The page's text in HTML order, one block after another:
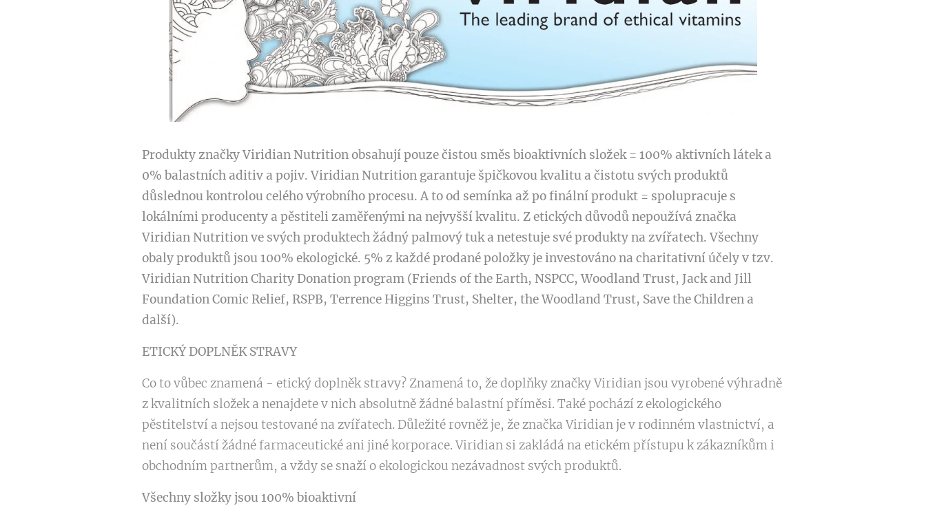
Produkty značky Viridian Nutrition obsahují pouze čistou směs bioaktivních složek = 100% aktivních látek a
0% balastních aditiv a pojiv. Viridian Nutrition garantuje špičkovou kvalitu a čistotu svých produktů
důslednou kontrolou celého výrobního procesu. A to od semínka až po finální produkt = spolupracuje s
lokálními producenty a pěstiteli zaměřenými na nejvyšší kvalitu. Z etických důvodů nepoužívá značka
Viridian Nutrition ve svých produktech žádný palmový tuk a netestuje své produkty na zvířatech. Všechny
obaly produktů jsou 100% ekologické. 5% z každé prodané položky je investováno na charitativní účely v tzv.
Viridian Nutrition Charity Donation program (Friends of the Earth, NSPCC, Woodland Trust, Jack and Jill
Foundation Comic Relief, RSPB, Terrence Higgins Trust, Shelter, the Woodland Trust, Save the Children a
další).
ETICKÝ DOPLNĚK STRAVY
Co to vůbec znamená - etický doplněk stravy? Znamená to, že doplňky značky Viridian jsou vyrobené výhradně
z kvalitních složek a nenajdete v nich absolutně žádné balastní příměsi. Také pochází z ekologického
pěstitelství a nejsou testované na zvířatech. Důležité rovněž je, že značka Viridian je v rodinném vlastnictví, a
není součástí žádné farmaceutické ani jiné korporace. Viridian si zakládá na etickém přístupu k zákazníkům i
obchodním partnerům, a vždy se snaží o ekologickou nezávadnost svých produktů.
Všechny složky jsou 100% bioaktivní